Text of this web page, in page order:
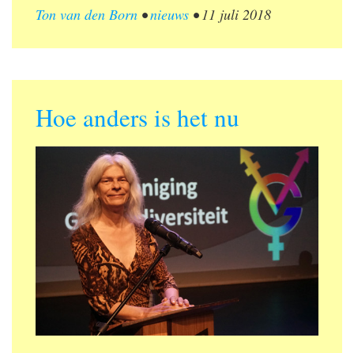
Ton van den Born •nieuws • 11 juli 2018
Hoe anders is het nu